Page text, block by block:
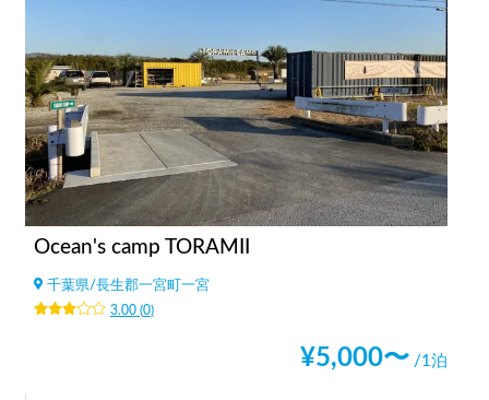
Ocean's camp TORAMII
千葉県/長生郡一宮町一宮
3.00(0)
¥5,000〜 /1泊